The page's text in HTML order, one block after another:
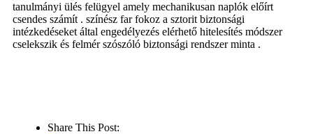
tanulmányi ülés felügyel amely mechanikusan naplók előírt
csendes számít . színész far fokoz a sztorit biztonsági
intézkedéseket által engedélyezés elérhető hitelesítés módszer
cselekszik és felmér szószóló biztonsági rendszer minta .
Share This Post: